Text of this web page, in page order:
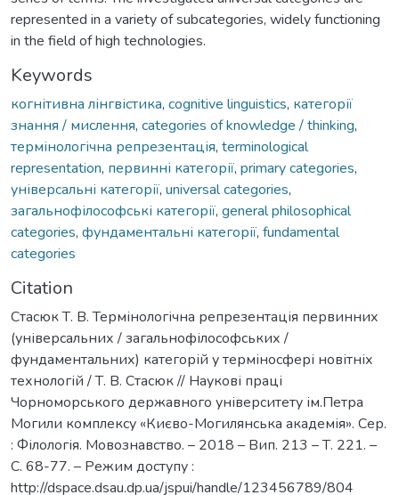
represented in a variety of subcategories, widely functioning
in the field of high technologies.
Keywords
когнітивна лінгвістика, cognitive linguistics, категорії
знання / мислення, categories of knowledge / thinking,
термінологічна репрезентація, terminological
representation, первинні категорії, primary categories,
універсальні категорії, universal categories,
загальнофілософські категорії, general philosophical
categories, фундаментальні категорії, fundamental
categories
Citation
Стасюк Т. В. Термінологічна репрезентація первинних
(універсальних / загальнофілософських /
фундаментальних) категорій у терміносфері новітніх
технологій / Т. В. Стасюк // Наукові праці
Чорноморського державного університету ім.Петра
Могили комплексу «Києво-Могилянська академія». Сер.
: Філологія. Мовознавство. – 2018 – Вип. 213 – Т. 221. –
С. 68-77. – Режим доступу :
http://dspace.dsau.dp.ua/jspui/handle/123456789/804